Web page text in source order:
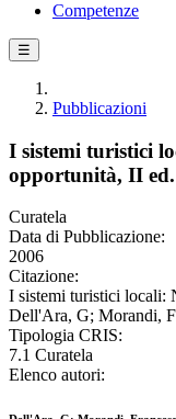
Competenze
☰
Pubblicazioni
I sistemi turistici
opportunità, II ed.
Curatela
Data di Pubblicazione:
2006
Citazione:
I sistemi turistici locali:
Dell'Ara, G; Morandi,
Tipologia CRIS:
7.1 Curatela
Elenco autori: